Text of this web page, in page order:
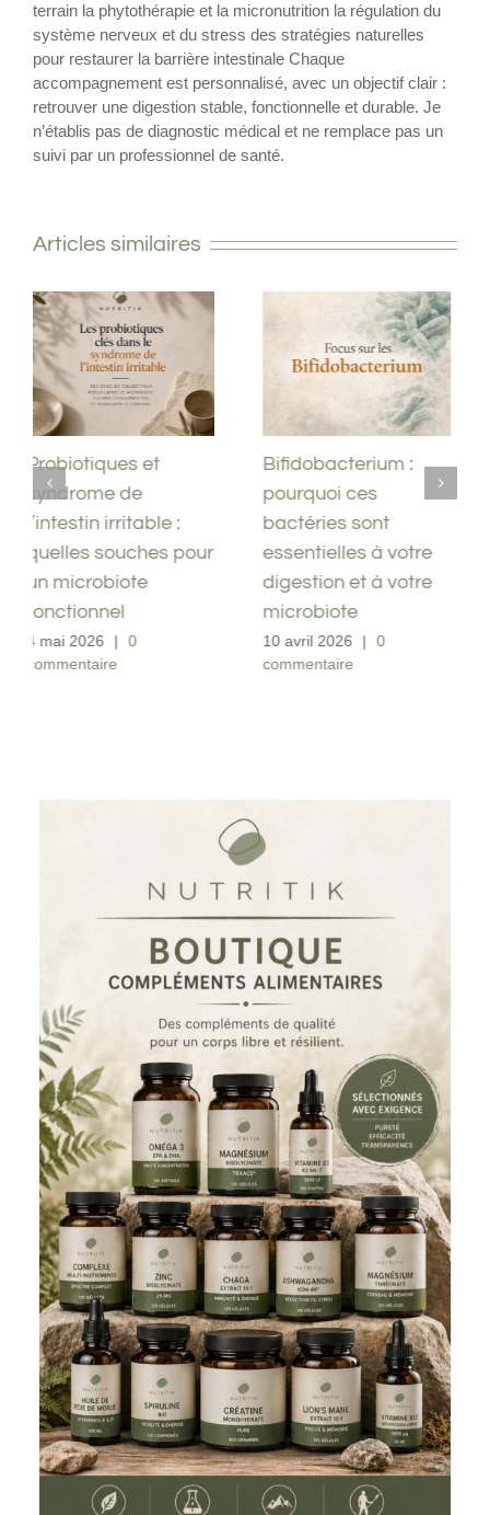
terrain la phytothérapie et la micronutrition la régulation du
système nerveux et du stress des stratégies naturelles
pour restaurer la barrière intestinale Chaque
accompagnement est personnalisé, avec un objectif clair :
retrouver une digestion stable, fonctionnelle et durable. Je
n’établis pas de diagnostic médical et ne remplace pas un
suivi par un professionnel de santé.
Articles similaires
Bifidobacterium :
pourquoi ces
bactéries sont
essentielles à votre
digestion et à votre
microbiote
10 avril 2026 |
commentaire
LIMO : et si vos
troubles digestifs ne
venaient pas du
SIBO mais du côlon ?
8 avril 2026 | 0
commentaire